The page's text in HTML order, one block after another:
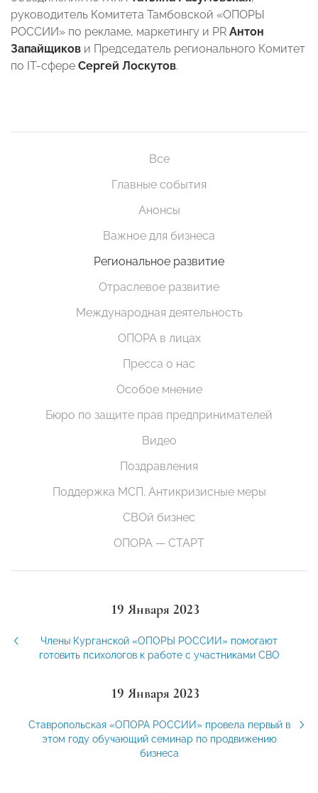
руководитель Комитета Тамбовской «ОПОРЫ
РОССИИ» по рекламе, маркетингу и PR Антон
Запайщиков и Председатель регионального Комитет
по IT-сфере Сергей Лоскутов.
Все
Главные события
Анонсы
Важное для бизнеса
Региональное развитие
Отраслевое развитие
Международная деятельность
ОПОРА в лицах
Пресса о нас
Особое мнение
Бюро по защите прав предпринимателей
Видео
Поздравления
Поддержка МСП. Антикризисные меры
СВОй бизнес
ОПОРА — СТАРТ
19 Января 2023
Члены Курганской «ОПОРЫ РОССИИ» помогают
готовить психологов к работе с участниками СВО
19 Января 2023
Ставропольская «ОПОРА РОССИИ» провела первый в
этом году обучающий семинар по продвижению
бизнеса